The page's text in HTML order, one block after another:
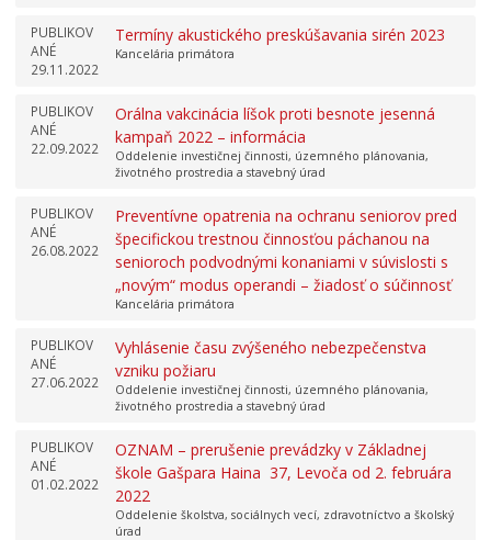
PUBLIKOV
ANÉ
29.11.2022
Termíny akustického preskúšavania sirén 2023
Kancelária primátora
PUBLIKOV
ANÉ
22.09.2022
Orálna vakcinácia líšok proti besnote jesenná
kampaň 2022 – informácia
Oddelenie investičnej činnosti, územného plánovania,
životného prostredia a stavebný úrad
PUBLIKOV
ANÉ
26.08.2022
Preventívne opatrenia na ochranu seniorov pred
špecifickou trestnou činnosťou páchanou na
senioroch podvodnými konaniami v súvislosti s
„novým“ modus operandi – žiadosť o súčinnosť
Kancelária primátora
PUBLIKOV
ANÉ
27.06.2022
Vyhlásenie času zvýšeného nebezpečenstva
vzniku požiaru
Oddelenie investičnej činnosti, územného plánovania,
životného prostredia a stavebný úrad
PUBLIKOV
ANÉ
01.02.2022
OZNAM – prerušenie prevádzky v Základnej
škole Gašpara Haina 37, Levoča od 2. februára
2022
Oddelenie školstva, sociálnych vecí, zdravotníctvo a školský
úrad